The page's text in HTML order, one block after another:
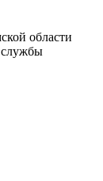
области